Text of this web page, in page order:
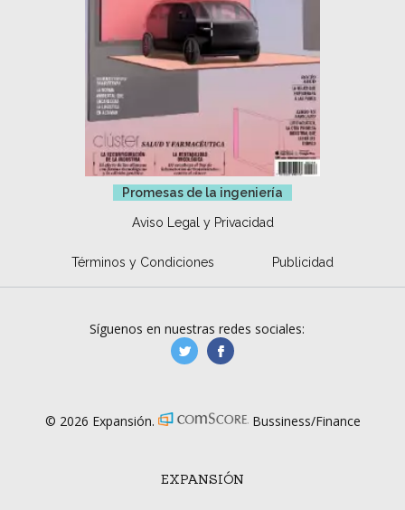
Promesas de la ingeniería
Aviso Legal y Privacidad
Términos y Condiciones Publicidad
EXPANSIÓN
Síguenos en nuestras redes sociales:
manufacturaGE
© 2026 Expansión. Bussiness/Finance